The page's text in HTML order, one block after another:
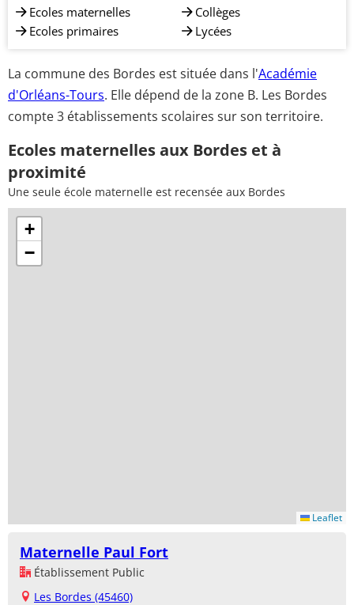
Ecoles maternelles
Ecoles primaires
Collèges
Lycées
La commune des Bordes est située dans l'Académie
d'Orléans-Tours. Elle dépend de la zone B. Les Bordes
compte 3 établissements scolaires sur son territoire.
Ecoles maternelles aux Bordes et à
proximité
Une seule école maternelle est recensée aux Bordes
+
−
Leaflet
Maternelle Paul Fort
Établissement Public
Les Bordes (45460)